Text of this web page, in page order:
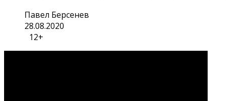
Павел Берсенев
28.08.2020
12+